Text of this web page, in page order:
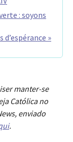
: soyons
d’espérance »
manter-se
Católica no
enviado
.